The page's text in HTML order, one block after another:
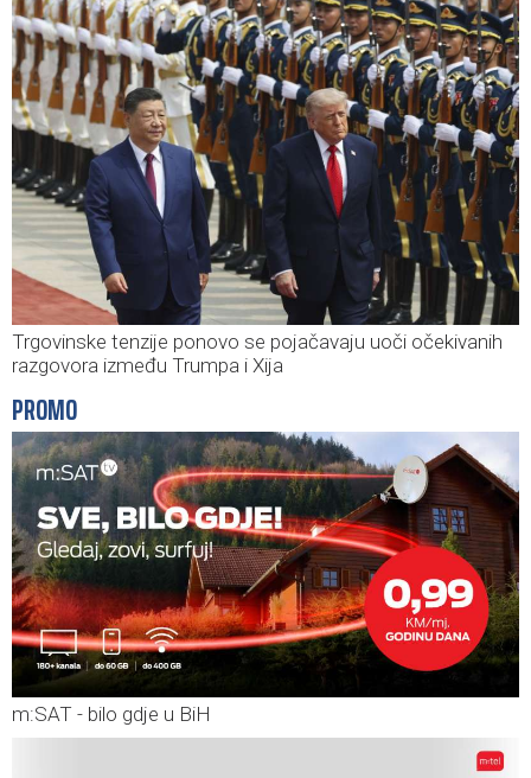
Trgovinske tenzije ponovo se pojačavaju uoči očekivanih
razgovora između Trumpa i Xija
PROMO
m:SAT - bilo gdje u BiH